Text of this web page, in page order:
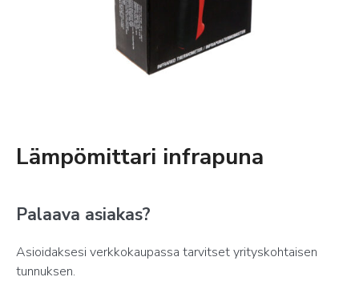
Lämpömittari infrapuna
Palaava asiakas?
Asioidaksesi verkkokaupassa tarvitset yrityskohtaisen
tunnuksen.